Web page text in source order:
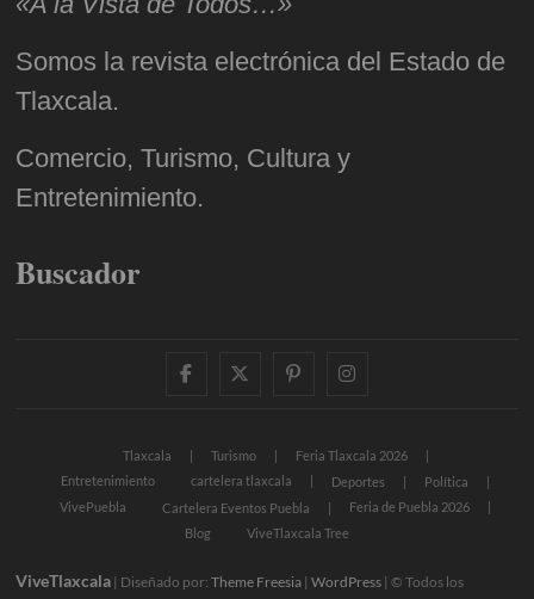
Somos la revista electrónica del Estado de
Tlaxcala.
Comercio, Turismo, Cultura y
Entretenimiento.
Buscador
facebooktwitter
pinterestinstagram
Tlaxcala Turismo
Feria Tlaxcala 2026
Entretenimiento
cartelera tlaxcala Deportes
Política
VivePuebla
Cartelera Eventos Puebla
Feria de Puebla 2026
Blog
ViveTlaxcala Tree
ViveTlaxcala | Diseñado por:Theme Freesia |WordPress | © Todos los